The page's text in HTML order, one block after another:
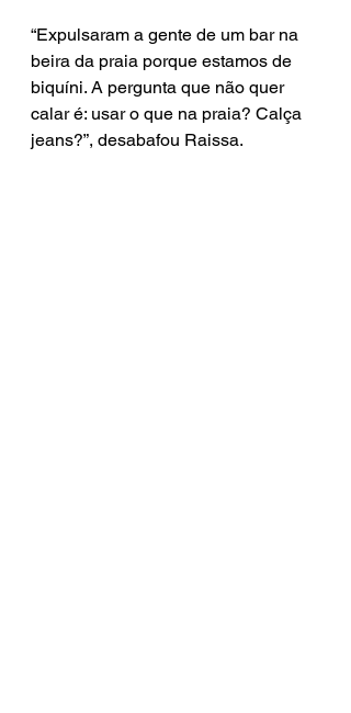
“Expulsaram a gente de um bar na
beira da praia porque estamos de
biquíni. A pergunta que não quer
calar é: usar o que na praia? Calça
jeans?”, desabafou Raissa.